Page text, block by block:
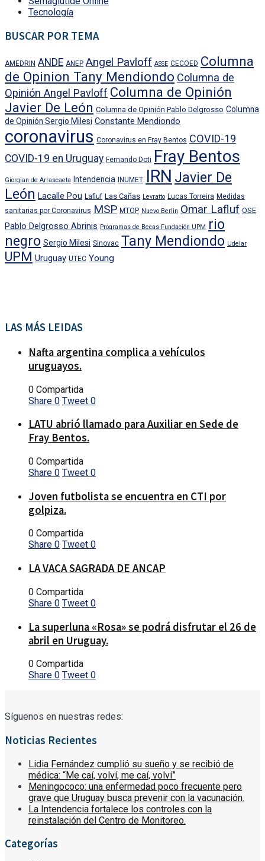
Tecnología
BUSCAR POR TEMA
AMEDRIN ANDE ANEP Angel Pavloff ASSE CECOED Columna
de Opinion Tany Mendiondo Columna de
Opinión Angel Pavloff Columna de Opinión
Javier De León Columna de Opinión Pablo Delgrosso Columna
de Opinión Sergio Milesi Constante Mendiondo
coronavirus Coronavirus en Fray Bentos COVID-19
COVID-19 en Uruguay Fernando Doti Fray Bentos
Giorgian de Arrascaeta Intendencia INUMET IRN Javier De
León Lacalle Pou Lafluf Las Cañas Levratto Lucas Torreira Medidas
sanitarias por Coronavirus MSP MTOP Nuevo Berlin Omar Lafluf OSE
Pablo Delgrosso Abrinis Programas de Becas Fundación UPM
rio
negro Sergio Milesi Sinovac Tany Mendiondo Udelar
UPM Uruguay UTEC Young
LAS MÁS LEIDAS
Nafta argentina complica a vehículos
uruguayos.
0 Compartida
Share 0 Tweet 0
LATU abrió llamado para Auxiliar en Sede de
Fray Bentos.
0 Compartida
Share 0 Tweet 0
Joven futbolista se encuentra en CTI por
golpiza.
0 Compartida
Share 0 Tweet 0
LA VACA SAGRADA DE ANCAP
0 Compartida
Share 0 Tweet 0
La superluna «Rosa» se podrá disfrutar el 26 de
abril en Uruguay.
0 Compartida
Share 0 Tweet 0
Síguenos en nuestras redes:
Noticias Recientes
Lidia Fernández cumplió su sueño y se recibió de
médica: “Me caí, volví, me caí, volví”
Meningococo: una enfermedad poco frecuente pero
grave que Uruguay busca prevenir con la vacunación.
La Intendencia fortalece los controles con la
reinstalación del Centro de Monitoreo.
Categorías